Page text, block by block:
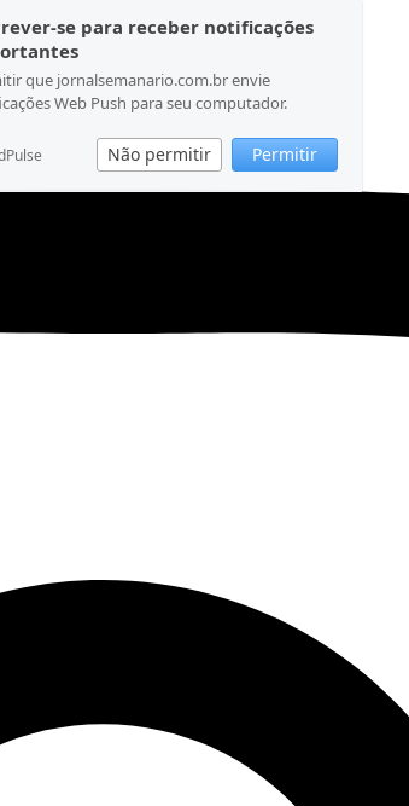
se para receber notificações
que jornalsemanario.com.br envie
Web Push para seu computador.
Não permitir Permitir